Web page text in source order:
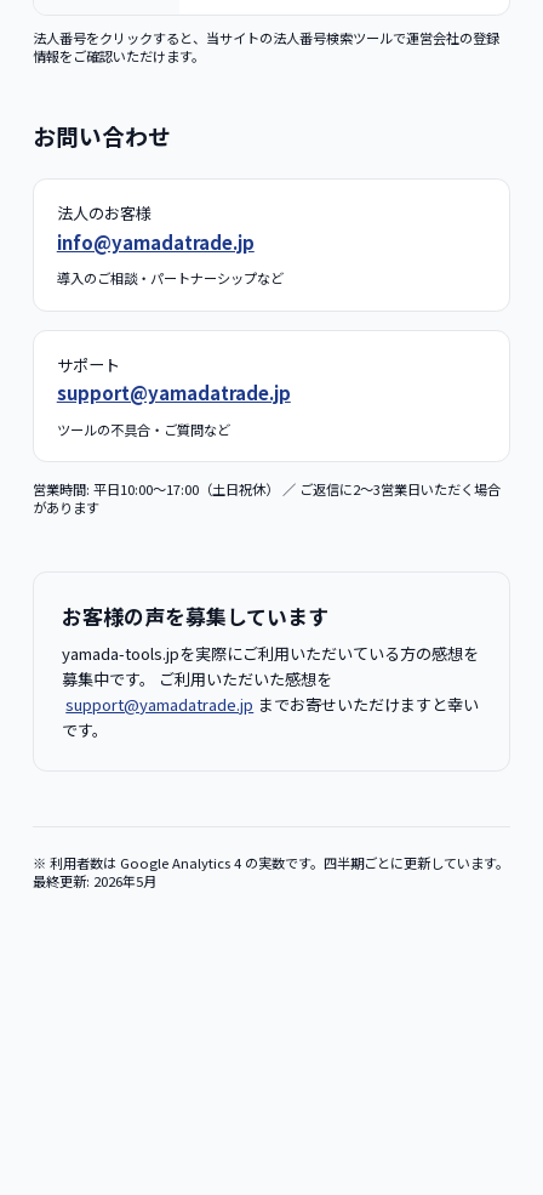
法人番号をクリックすると、当サイトの法人番号検索ツールで運営会社の登録
情報をご確認いただけます。
お問い合わせ
法人のお客様
info@yamadatrade.jp
導入のご相談・パートナーシップなど
サポート
support@yamadatrade.jp
ツールの不具合・ご質問など
営業時間: 平日10:00〜17:00（土日祝休） ／ ご返信に2〜3営業日いただく場合
があります
お客様の声を募集しています
yamada-tools.jpを実際にご利用いただいている方の感想を
募集中です。 ご利用いただいた感想を
support@yamadatrade.jp までお寄せいただけますと幸い
です。
※ 利用者数は Google Analytics 4 の実数です。四半期ごとに更新しています。
最終更新: 2026年5月